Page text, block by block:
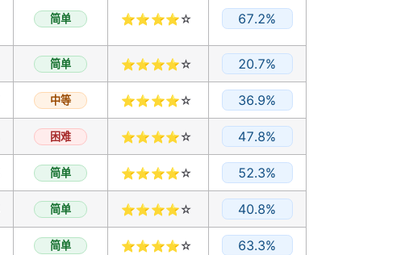
简单 ⭐⭐⭐⭐☆ 67.2%
简单 ⭐⭐⭐⭐☆ 20.7%
中等 ⭐⭐⭐⭐☆ 36.9%
困难 ⭐⭐⭐⭐☆ 47.8%
简单 ⭐⭐⭐⭐☆ 52.3%
简单 ⭐⭐⭐⭐☆ 40.8%
简单 ⭐⭐⭐⭐☆ 63.3%